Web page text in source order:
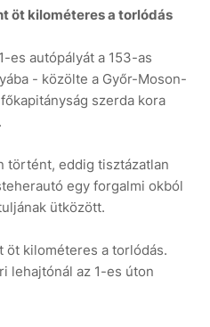
öt kilométeres a torlódás
es autópályát a 153-as
- közölte a Győr-Moson-
szerda kora
történt, eddig tisztázatlan
egy forgalmi okból
ütközött.
öt kilométeres a torlódás.
lehajtónál az 1-es úton